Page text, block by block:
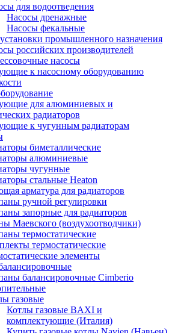
для водоотведения
Насосы дренажные
Насосы фекальные
промышленного назначения
российских производителей
насосы
к насосному оборудованию
для алюминиевых и
радиаторов
к чугунным радиаторам
биметаллические
алюминиевые
чугунные
стальные Heaton
арматура для радиаторов
ручной регулировки
запорные для радиаторов
Маевского (воздухоотводчики)
термостатические
термостатические
элементы
балансировочные Cimberio
газовые
Котлы газовые BAXI и
комплектующие (Италия)